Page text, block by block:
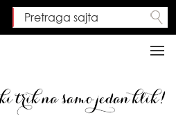
Search form
Pretraga sajta